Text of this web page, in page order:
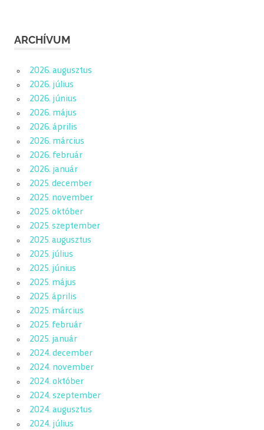
ARCHÍVUM
2026. augusztus
2026. július
2026. június
2026. május
2026. április
2026. március
2026. február
2026. január
2025. december
2025. november
2025. október
2025. szeptember
2025. augusztus
2025. július
2025. június
2025. május
2025. április
2025. március
2025. február
2025. január
2024. december
2024. november
2024. október
2024. szeptember
2024. augusztus
2024. július